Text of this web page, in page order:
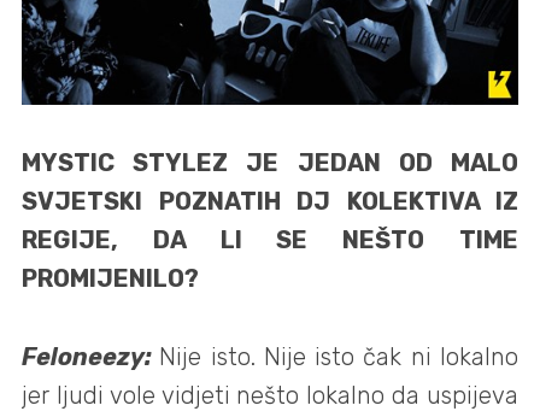
MYSTIC STYLEZ JE JEDAN OD MALO
SVJETSKI POZNATIH DJ KOLEKTIVA IZ
REGIJE, DA LI SE NEŠTO TIME
PROMIJENILO?
Feloneezy: Nije isto. Nije isto čak ni lokalno
jer ljudi vole vidjeti nešto lokalno da uspijeva